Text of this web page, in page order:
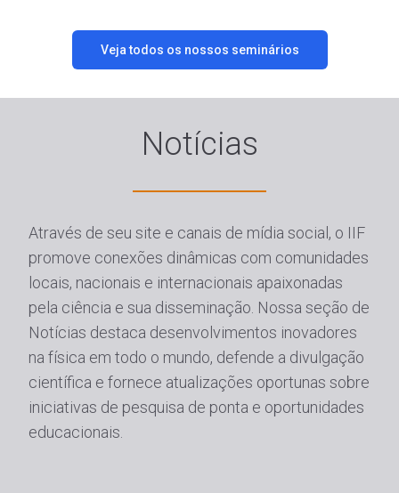
Veja todos os nossos seminários
Notícias
Através de seu site e canais de mídia social, o IIF
promove conexões dinâmicas com comunidades
locais, nacionais e internacionais apaixonadas
pela ciência e sua disseminação. Nossa seção de
Notícias destaca desenvolvimentos inovadores
na física em todo o mundo, defende a divulgação
científica e fornece atualizações oportunas sobre
iniciativas de pesquisa de ponta e oportunidades
educacionais.